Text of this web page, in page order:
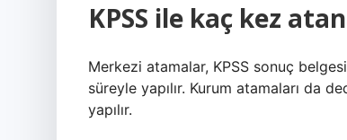
KPSS ile kaç kez
Merkezi atamalar, KPSS sonuç
süreyle yapılır. Kurum atamaları da
yapılır.